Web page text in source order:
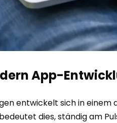
App-
entwickelt sich in
dies, ständig am